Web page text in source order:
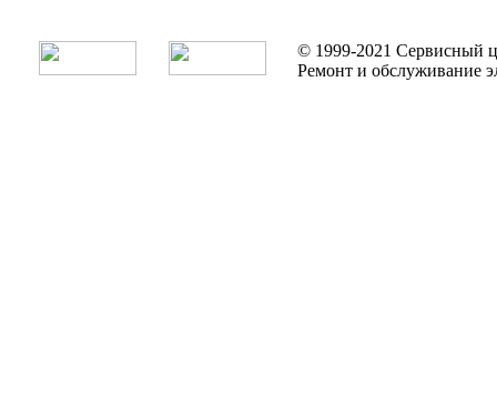
© 1999-2021 Сервисный
Ремонт и обслуживание